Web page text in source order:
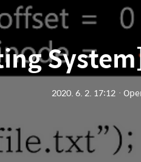
2020. 6. 2. 17:12ㆍ